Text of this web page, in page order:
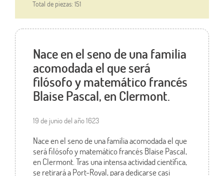
Total de piezas: 151
Nace en el seno de una familia
acomodada el que será
filósofo y matemático francés
Blaise Pascal, en Clermont.
19 de junio del año 1623
Nace en el seno de una familia acomodada el que
será filósofo y matemático francés Blaise Pascal,
en Clermont. Tras una intensa actividad científica,
se retirará a Port-Royal, para dedicarse casi